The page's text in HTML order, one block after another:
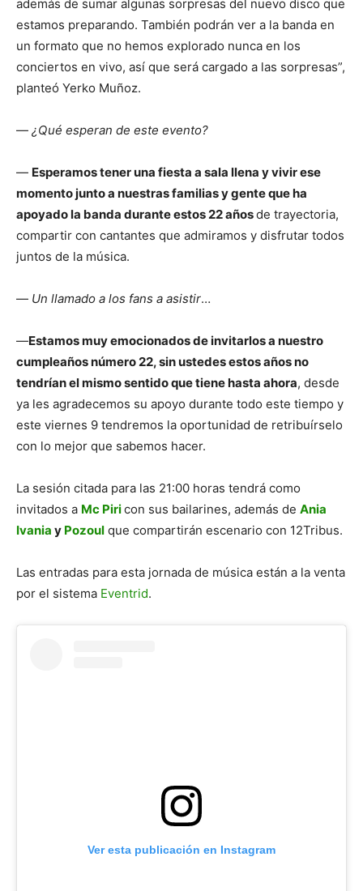
además de sumar algunas sorpresas del nuevo disco que
estamos preparando. También podrán ver a la banda en
un formato que no hemos explorado nunca en los
conciertos en vivo, así que será cargado a las sorpresas”,
planteó Yerko Muñoz.
— ¿Qué esperan de este evento?
— Esperamos tener una fiesta a sala llena y vivir ese
momento junto a nuestras familias y gente que ha
apoyado la banda durante estos 22 añosde trayectoria,
compartir con cantantes que admiramos y disfrutar todos
juntos de la música.
— Un llamado a los fans a asistir…
—Estamos muy emocionados de invitarlos a nuestro
cumpleaños número 22, sin ustedes estos años no
tendrían el mismo sentido que tiene hasta ahora, desde
ya les agradecemos su apoyo durante todo este tiempo y
este viernes 9 tendremos la oportunidad de retribuírselo
con lo mejor que sabemos hacer.
La sesión citada para las 21:00 horas tendrá como
invitados a Mc Piricon sus bailarines, además de Ania
Ivania y Pozoul que compartirán escenario con 12Tribus.
Las entradas para esta jornada de música están a la venta
por el sistema Eventrid.
Ver esta publicación en Instagram